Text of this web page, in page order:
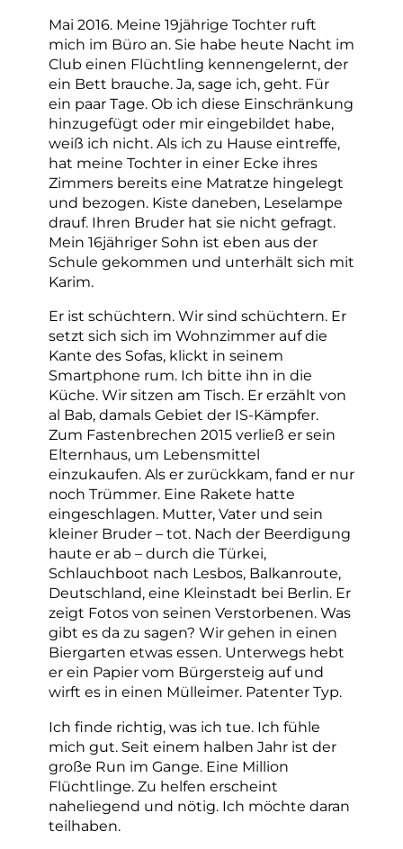
Mai 2016. Meine 19jährige Tochter ruft
mich im Büro an. Sie habe heute Nacht im
Club einen Flüchtling kennengelernt, der
ein Bett brauche. Ja, sage ich, geht. Für
ein paar Tage. Ob ich diese Einschränkung
hinzugefügt oder mir eingebildet habe,
weiß ich nicht. Als ich zu Hause eintreffe,
hat meine Tochter in einer Ecke ihres
Zimmers bereits eine Matratze hingelegt
und bezogen. Kiste daneben, Leselampe
drauf. Ihren Bruder hat sie nicht gefragt.
Mein 16jähriger Sohn ist eben aus der
Schule gekommen und unterhält sich mit
Karim.
Er ist schüchtern. Wir sind schüchtern. Er
setzt sich sich im Wohnzimmer auf die
Kante des Sofas, klickt in seinem
Smartphone rum. Ich bitte ihn in die
Küche. Wir sitzen am Tisch. Er erzählt von
al Bab, damals Gebiet der IS-Kämpfer.
Zum Fastenbrechen 2015 verließ er sein
Elternhaus, um Lebensmittel
einzukaufen. Als er zurückkam, fand er nur
noch Trümmer. Eine Rakete hatte
eingeschlagen. Mutter, Vater und sein
kleiner Bruder – tot. Nach der Beerdigung
haute er ab – durch die Türkei,
Schlauchboot nach Lesbos, Balkanroute,
Deutschland, eine Kleinstadt bei Berlin. Er
zeigt Fotos von seinen Verstorbenen. Was
gibt es da zu sagen? Wir gehen in einen
Biergarten etwas essen. Unterwegs hebt
er ein Papier vom Bürgersteig auf und
wirft es in einen Mülleimer. Patenter Typ.
Ich finde richtig, was ich tue. Ich fühle
mich gut. Seit einem halben Jahr ist der
große Run im Gange. Eine Million
Flüchtlinge. Zu helfen erscheint
naheliegend und nötig. Ich möchte daran
teilhaben.